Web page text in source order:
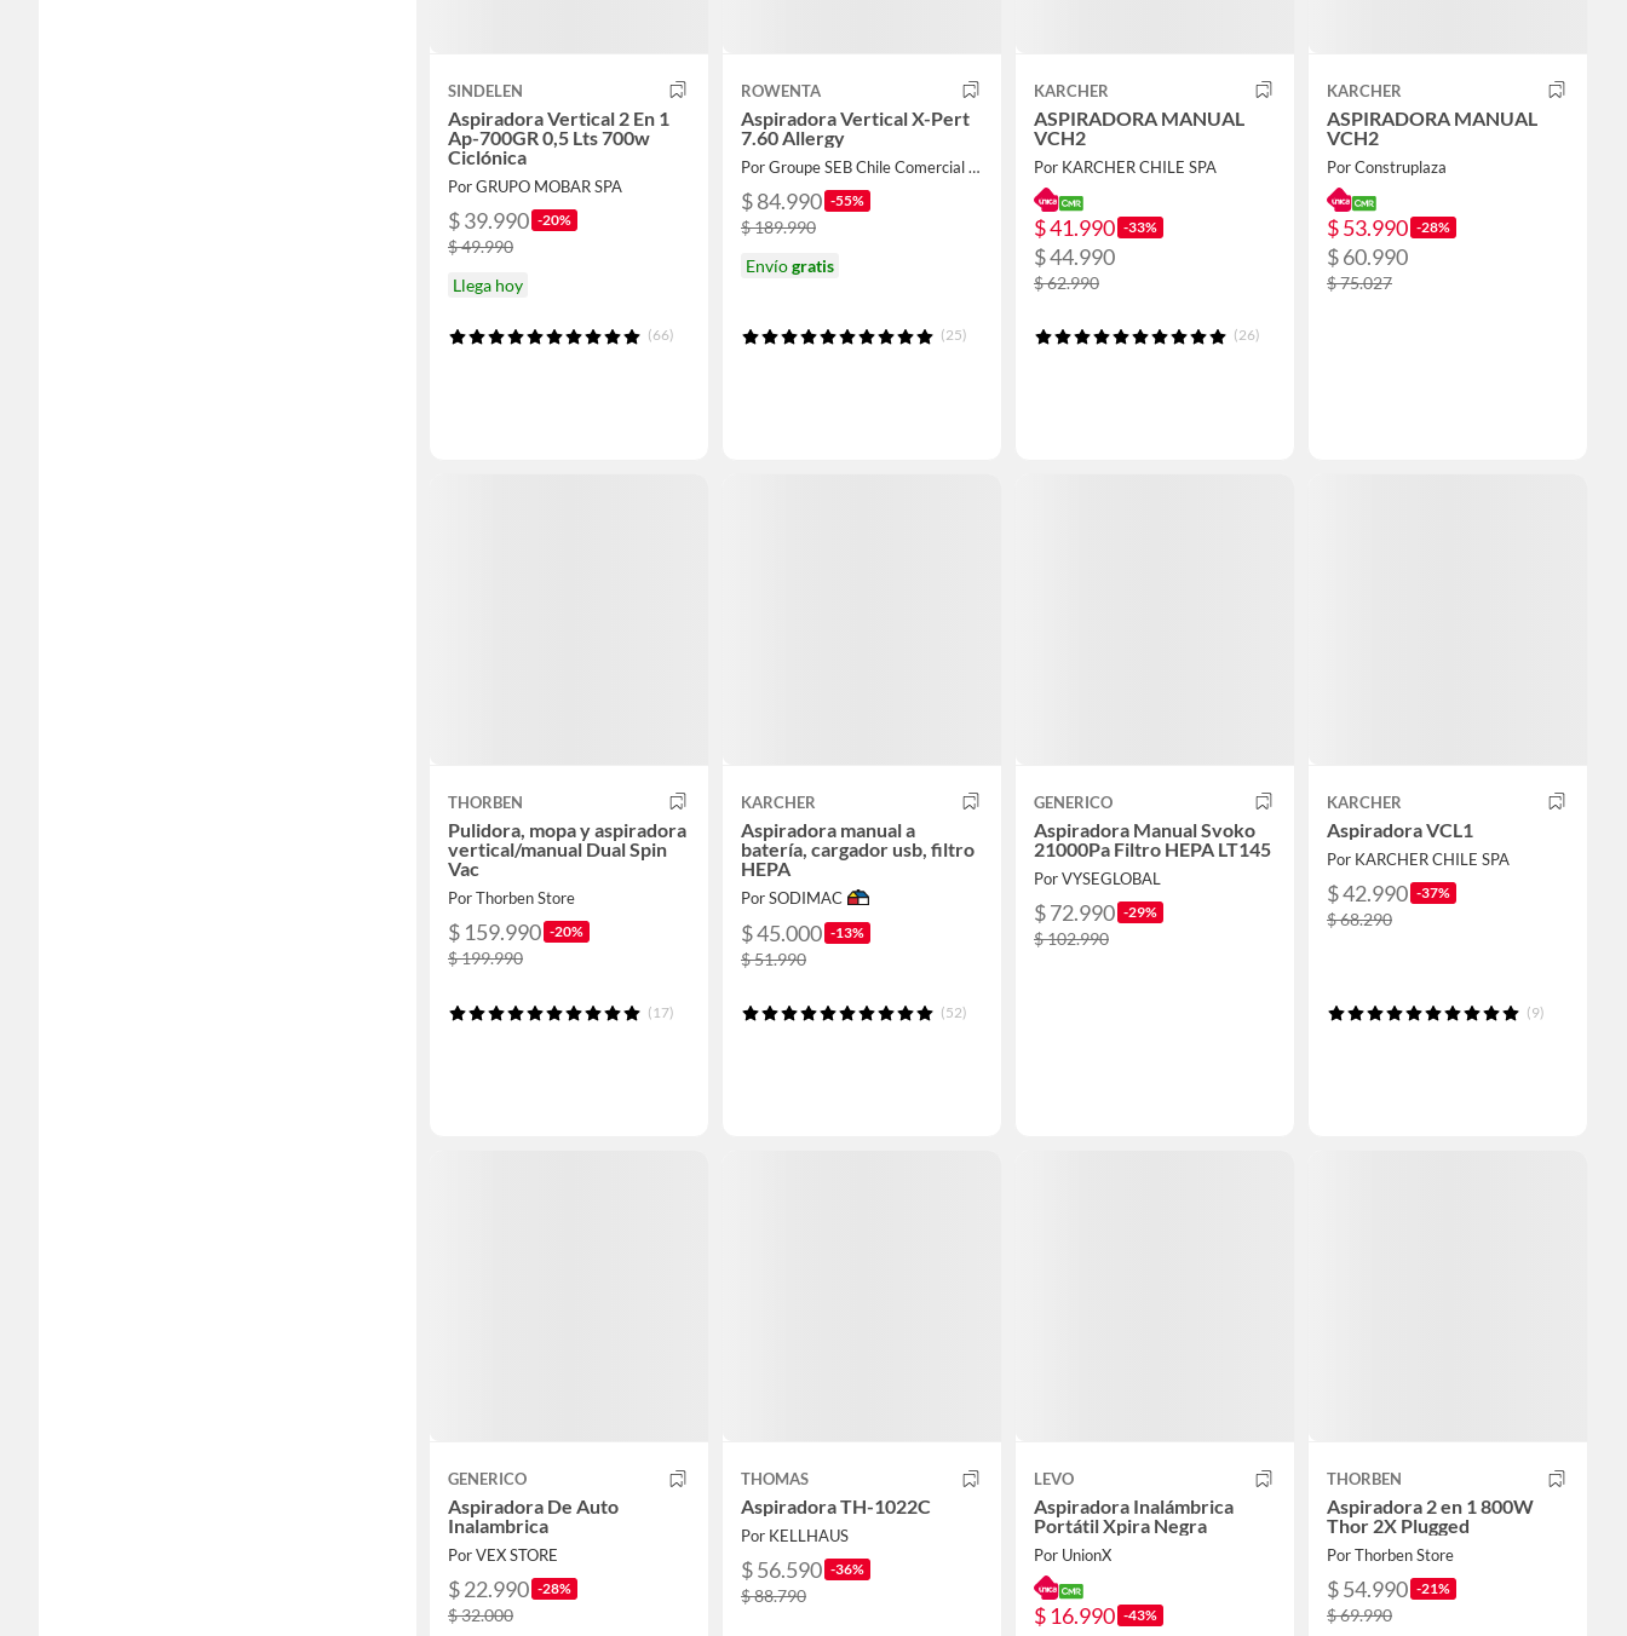
SINDELEN
Aspiradora Vertical 2 En 1
Ap-700GR 0,5 Lts 700w
Ciclónica
Por GRUPO MOBAR SPA
$ 39.990 -20%
$ 49.990
Llega hoy
(66)
ROWENTA
Aspiradora Vertical X-Pert
7.60 Allergy
Por Groupe SEB Chile Comercial Limitada
$ 84.990 -55%
$ 189.990
Envíogratis
(25)
KARCHER
ASPIRADORA MANUAL
VCH2
Por KARCHER CHILE SPA
$ 41.990 -33%
$ 44.990
$ 62.990
(26)
KARCHER
ASPIRADORA MANUAL
VCH2
Por Construplaza
$ 53.990 -28%
$ 60.990
$ 75.027
THORBEN
Pulidora, mopa y aspiradora
vertical/manual Dual Spin
Vac
Por Thorben Store
$ 159.990 -20%
$ 199.990
(17)
KARCHER
Aspiradora manual a
batería, cargador usb, filtro
HEPA
Por SODIMAC
$ 45.000 -13%
$ 51.990
(52)
GENERICO
Aspiradora Manual Svoko
21000Pa Filtro HEPA LT145
Por VYSEGLOBAL
$ 72.990 -29%
$ 102.990
KARCHER
Aspiradora VCL1
Por KARCHER CHILE SPA
$ 42.990 -37%
$ 68.290
(9)
GENERICO
Aspiradora De Auto
Inalambrica
Por VEX STORE
$ 22.990 -28%
$ 32.000
THOMAS
Aspiradora TH-1022C
Por KELLHAUS
$ 56.590 -36%
$ 88.790
LEVO
Aspiradora Inalámbrica
Portátil Xpira Negra
Por UnionX
$ 16.990 -43%
THORBEN
Aspiradora 2 en 1 800W
Thor 2X Plugged
Por Thorben Store
$ 54.990 -21%
$ 69.990